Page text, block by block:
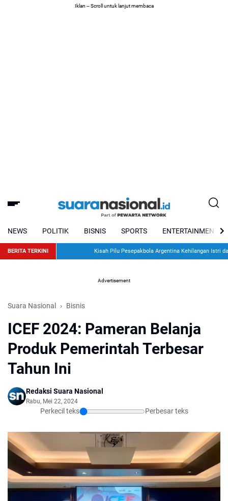
Iklan -- Scroll untuk lanjut membaca
NEWS POLITIK BISNIS SPORTS ENTERTAINMENT
BERITA TERKINI Kisah Pilu Pesepakbola Argentina Kehilangan Istri dan
Advertisement
Suara Nasional Bisnis
ICEF 2024: Pameran Belanja
Produk Pemerintah Terbesar
Tahun Ini
Redaksi Suara Nasional
Rabu, Mei 22, 2024
Perkecil teks Perbesar teks